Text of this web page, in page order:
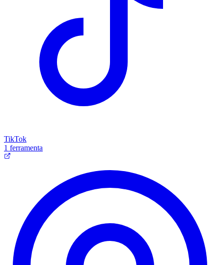
TikTok
1 ferramenta